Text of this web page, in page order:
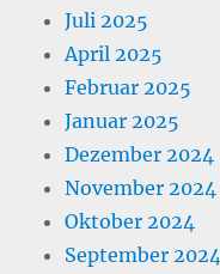
Juli 2025
April 2025
Februar 2025
Januar 2025
Dezember 2024
November 2024
Oktober 2024
September 2024